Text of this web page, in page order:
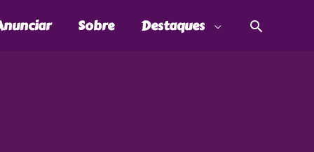
Sobre Destaques